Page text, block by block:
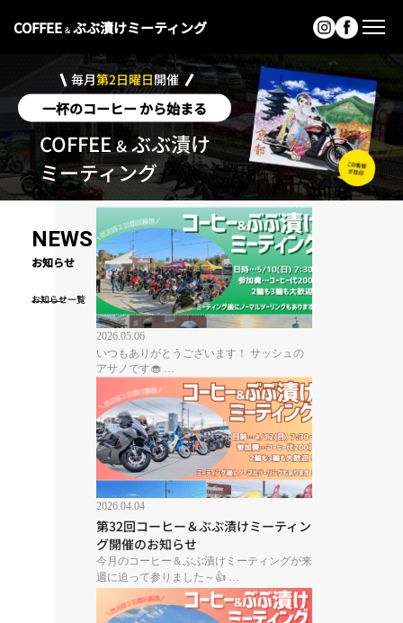
COFFEE & ぶぶ漬けミーティング
毎月第2日曜日開催
一杯のコーヒー から始まる
COFFEE &ぶぶ漬け
ミーティング
NEWS
お知らせ
お知らせ一覧
2026.05.06
いつもありがとうございます！⁡ サッシュの
アサノです🧁⁡ …
2026.04.04
第32回コーヒー＆ぶぶ漬けミーティン
グ開催のお知らせ
今月のコーヒー＆ぶぶ漬けミーティングが来
週に迫って参りました～👍⁡ …